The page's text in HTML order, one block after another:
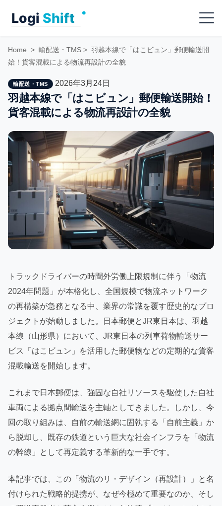
Menu
Home > 輸配送・TMS > 羽越本線で「はこビュン」郵便輸送開
始！貨客混載による物流再設計の全貌
輸配送・TMS 2026年3月24日
羽越本線で「はこビュン」郵便輸送開始！
貨客混載による物流再設計の全貌
トラックドライバーの時間外労働上限規制に伴う「物流
2024年問題」が本格化し、全国規模で物流ネットワーク
の再構築が急務となる中、業界の常識を覆す歴史的なプロ
ジェクトが始動しました。日本郵便とJR東日本は、羽越
本線（山形県）において、JR東日本の列車荷物輸送サー
ビス「はこビュン」を活用した郵便物などの定期的な貨客
混載輸送を開始します。
これまで日本郵便は、強固な自社リソースを駆使した自社
車両による拠点間輸送を主軸としてきました。しかし、今
回の取り組みは、自前の輸送網に固執する「自前主義」か
ら脱却し、既存の鉄道という巨大な社会インフラを「物流
の幹線」として再定義する革新的な一手です。
本記事では、この「物流のリ・デザイン（再設計）」と名
付けられた戦略的提携が、なぜ今極めて重要なのか、そし